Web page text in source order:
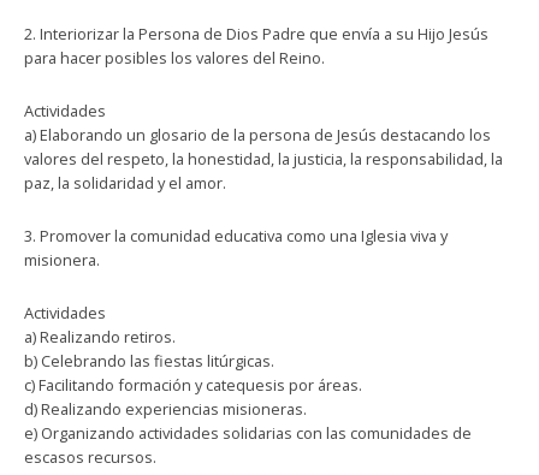
2. Interiorizar la Persona de Dios Padre que envía a su Hijo Jesús
para hacer posibles los valores del Reino.
Actividades
a) Elaborando un glosario de la persona de Jesús destacando los
valores del respeto, la honestidad, la justicia, la responsabilidad, la
paz, la solidaridad y el amor.
3. Promover la comunidad educativa como una Iglesia viva y
misionera.
Actividades
a) Realizando retiros.
b) Celebrando las fiestas litúrgicas.
c) Facilitando formación y catequesis por áreas.
d) Realizando experiencias misioneras.
e) Organizando actividades solidarias con las comunidades de
escasos recursos.